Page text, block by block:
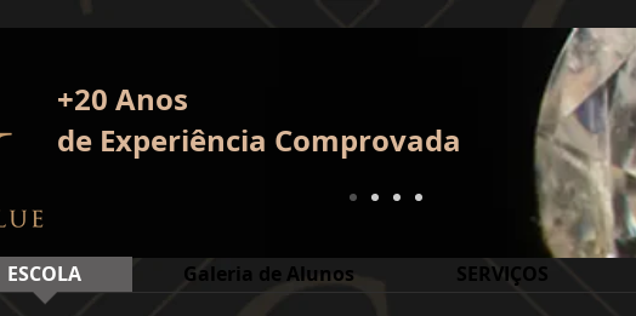
+20 Anos
de Experiência Comprovada
ESCOLA Galeria de Alunos SERVIÇOS